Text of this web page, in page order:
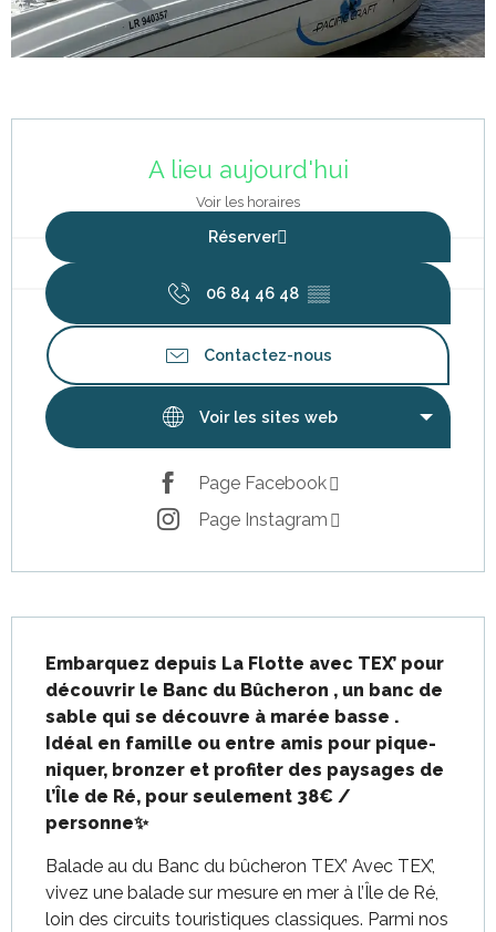
A lieu aujourd'hui
Voir les horaires
Réserver
06 84 46 48 ▒▒
Contactez-nous
Voir les sites web
Page Facebook
Page Instagram
Embarquez depuis La Flotte avec TEX’ pour
découvrir le Banc du Bûcheron , un banc de
sable qui se découvre à marée basse .
Idéal en famille ou entre amis pour pique-
niquer, bronzer et profiter des paysages de
l’Île de Ré, pour seulement 38€ /
personne✨
Balade au du Banc du bûcheron TEX’ Avec TEX’,
vivez une balade sur mesure en mer à l’Île de Ré,
loin des circuits touristiques classiques. Parmi nos